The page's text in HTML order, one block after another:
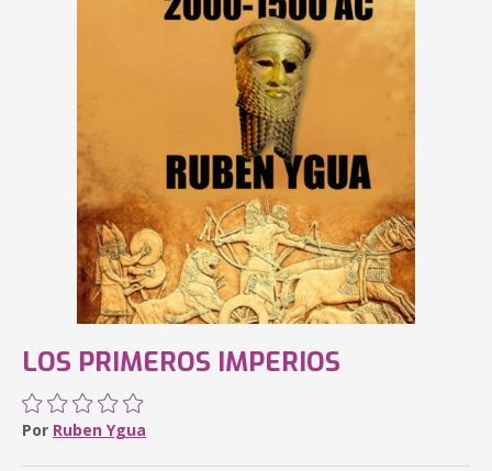
LOS PRIMEROS IMPERIOS
Por Ruben Ygua